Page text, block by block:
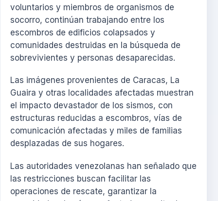
voluntarios y miembros de organismos de
socorro, continúan trabajando entre los
escombros de edificios colapsados y
comunidades destruidas en la búsqueda de
sobrevivientes y personas desaparecidas.
Las imágenes provenientes de Caracas, La
Guaira y otras localidades afectadas muestran
el impacto devastador de los sismos, con
estructuras reducidas a escombros, vías de
comunicación afectadas y miles de familias
desplazadas de sus hogares.
Las autoridades venezolanas han señalado que
las restricciones buscan facilitar las
operaciones de rescate, garantizar la